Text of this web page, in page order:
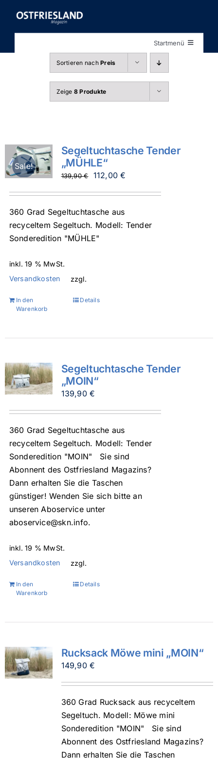
Inhalt
springen
Startmenü
Sortieren nachPreis
Zeige 8 Produkte
Sale!
Segeltuchtasche Tender
„MÜHLE“
139,90€
Ursprünglicher
139,90 €
112,00€
360 Grad Segeltuchtasche aus
recyceltem Segeltuch. Modell: Tender
Sonderedition "MÜHLE"
inkl. 19 % MwSt.
zzgl.
Versandkosten
In den
Warenkorb
Details
Segeltuchtasche Tender
„MOIN“
139,90€
360 Grad Segeltuchtasche aus
recyceltem Segeltuch. Modell: Tender
Sonderedition "MOIN" Sie sind
Abonnent des Ostfriesland Magazins?
Dann erhalten Sie die Taschen
günstiger! Wenden Sie sich bitte an
unseren Aboservice unter
aboservice@skn.info.
inkl. 19 % MwSt.
zzgl.
Versandkosten
In den
Warenkorb
Details
Rucksack Möwe mini „MOIN“
149,90€
360 Grad Rucksack aus recyceltem
Segeltuch. Modell: Möwe mini
Sonderedition "MOIN" Sie sind
Abonnent des Ostfriesland Magazins?
Dann erhalten Sie die Taschen